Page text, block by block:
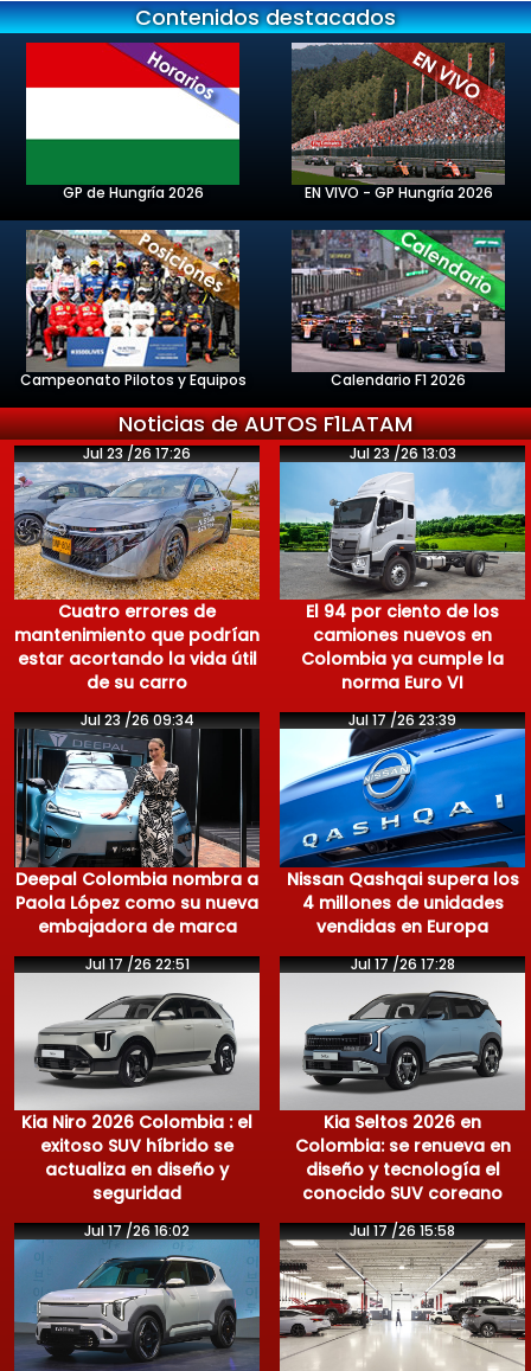
Contenidos destacados
GP de Hungría 2026 EN VIVO - GP Hungría 2026
Campeonato Pilotos y Equipos Calendario F1 2026
Noticias de AUTOS F1LATAM
Jul 23 /26 17:26
Cuatro errores de
mantenimiento que podrían
estar acortando la vida útil
de su carro
Jul 23 /26 13:03
El 94 por ciento de los
camiones nuevos en
Colombia ya cumple la
norma Euro VI
Jul 23 /26 09:34
Deepal Colombia nombra a
Paola López como su nueva
embajadora de marca
Jul 17 /26 23:39
Nissan Qashqai supera los
4 millones de unidades
vendidas en Europa
Jul 17 /26 22:51
Kia Niro 2026 Colombia : el
exitoso SUV híbrido se
actualiza en diseño y
seguridad
Jul 17 /26 17:28
Kia Seltos 2026 en
Colombia: se renueva en
diseño y tecnología el
conocido SUV coreano
Jul 17 /26 16:02 Jul 17 /26 15:58